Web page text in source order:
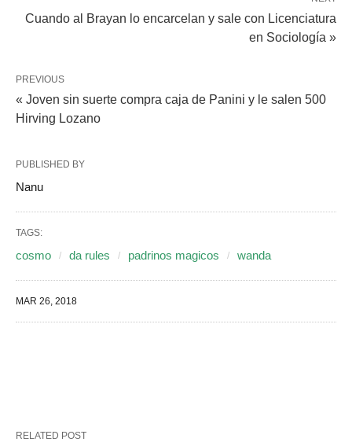
Cuando al Brayan lo encarcelan y sale con Licenciatura
en Sociología »
PREVIOUS
« Joven sin suerte compra caja de Panini y le salen 500
Hirving Lozano
PUBLISHED BY
Nanu
TAGS:
cosmo da rules padrinos magicos wanda
MAR 26, 2018
RELATED POST